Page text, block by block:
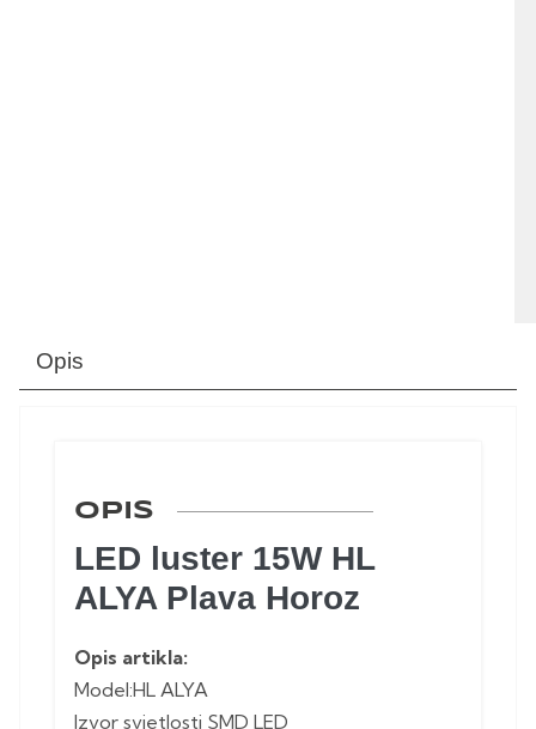
Opis
OPIS
LED luster 15W HL
ALYA Plava Horoz
Opis artikla:
Model:HL ALYA
Izvor svjetlosti SMD LED